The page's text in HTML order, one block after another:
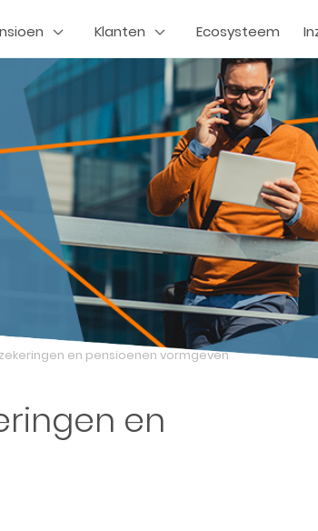
Klanten Ecosysteem
en pensioenen vormgeven
en